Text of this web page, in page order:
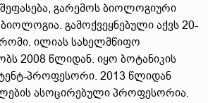
შეფასება, გარემოს ბიოლოგიური
გამოქვეყნებული აქვს 20-
ილიას სახელმწიფო
2008 წლიდან. იყო ბოტანიკის
პროფესორი. 2013 წლიდან
ასოცირებული პროფესორია.